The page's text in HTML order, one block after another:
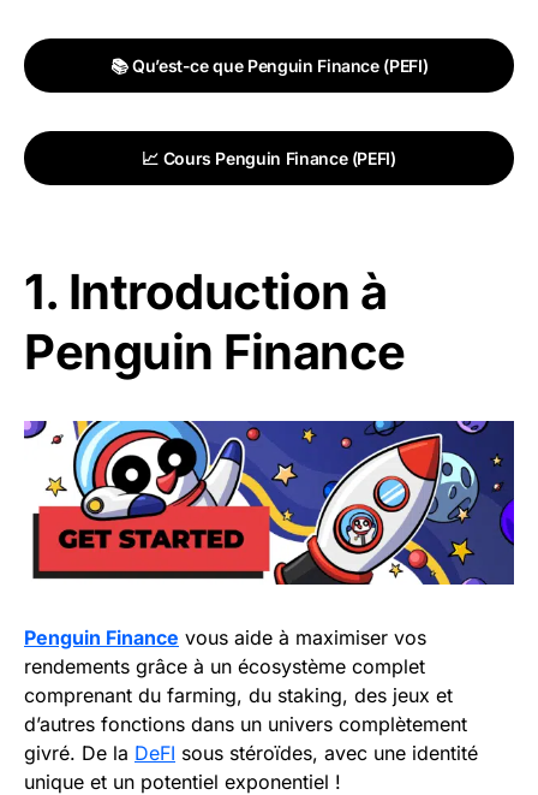
📚 Qu’est-ce que Penguin Finance (PEFI)
📈 Cours Penguin Finance (PEFI)
1. Introduction à
Penguin Finance
Penguin Finance vous aide à maximiser vos
rendements grâce à un écosystème complet
comprenant du farming, du staking, des jeux et
d’autres fonctions dans un univers complètement
givré. De la DeFI sous stéroïdes, avec une identité
unique et un potentiel exponentiel !